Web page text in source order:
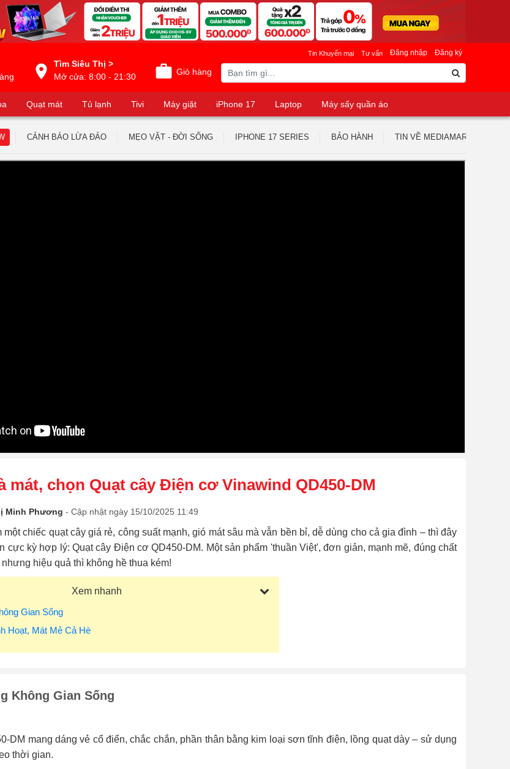
Tìm Siêu Thị >
Mở cửa: 8:00 - 21:30
Giỏ hàng
Đăng nhập Đăng ký
Tin Khuyến mại Tư vấn
Quạt mát Tủ lạnh Tivi Máy giặt iPhone 17 Laptop
Máy sấy quần áo
CẢNH BÁO LỪA ĐẢO MẸO VẶT - ĐỜI SỐNG IPHONE 17 SERIES BẢO HÀNH TIN VỀ MEDIAMART
mát, chọn Quạt cây Điện cơ Vinawind QD450-DM
Minh Phương - Cập nhật ngày 15/10/2025 11:49
một chiếc quạt cây giá rẻ, công suất mạnh, gió mát sâu mà vẫn bền bỉ, dễ dùng cho cả gia đình – thì đây
cực kỳ hợp lý: Quạt cây Điện cơ QD450-DM. Một sản phẩm 'thuần Việt', đơn giản, mạnh mẽ, đúng chất
hiệu quả thì không hề thua kém!
Xem nhanh
Gian Sống
Hoạt, Mát Mẻ Cả Hè
Không Gian Sống
DM mang dáng vẻ cổ điển, chắc chắn, phần thân bằng kim loại sơn tĩnh điện, lồng quạt dày – sử dụng
thời gian.